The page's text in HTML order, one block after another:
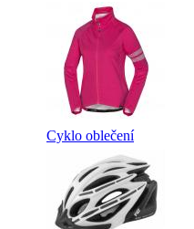
Cyklo oblečení